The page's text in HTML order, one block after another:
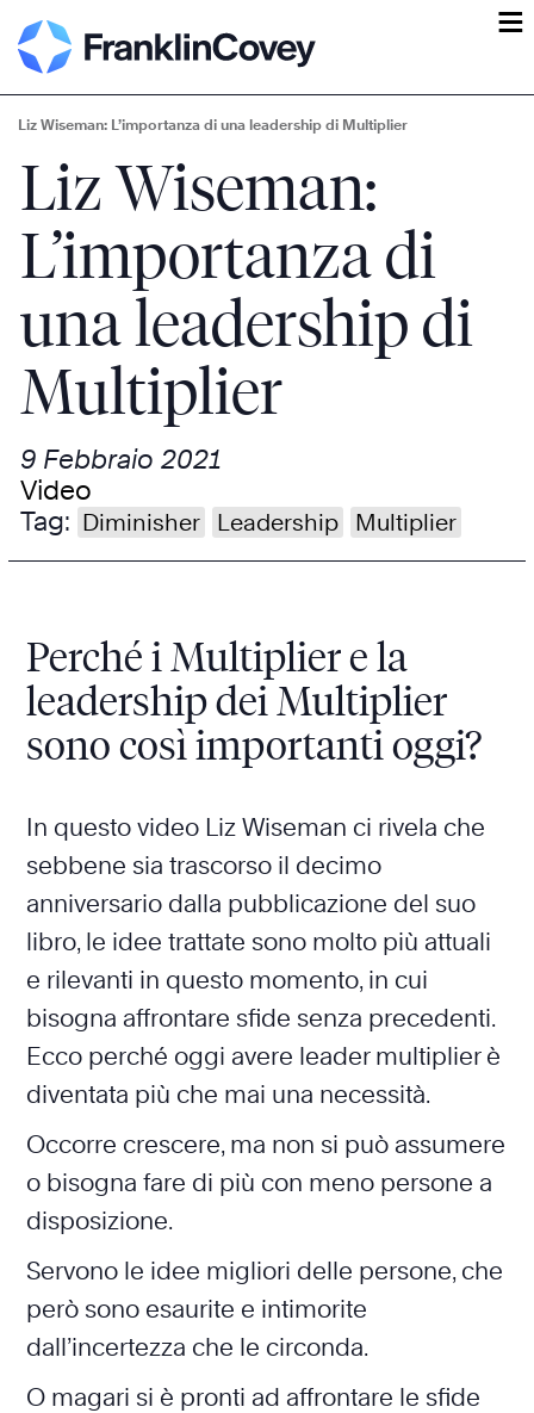
ĕ
Liz Wiseman: L’importanza di una leadership di Multiplier
Liz Wiseman:
L’importanza di
una leadership di
Multiplier
9 Febbraio 2021
Video
Tag: Diminisher Leadership Multiplier
Perché i Multiplier e la
leadership dei Multiplier
sono così importanti oggi?
In questo video Liz Wiseman ci rivela che
sebbene sia trascorso il decimo
anniversario dalla pubblicazione del suo
libro, le idee trattate sono molto più attuali
e rilevanti in questo momento, in cui
bisogna affrontare sfide senza precedenti.
Ecco perché oggi avere leader multiplier è
diventata più che mai una necessità.
Occorre crescere, ma non si può assumere
o bisogna fare di più con meno persone a
disposizione.
Servono le idee migliori delle persone, che
però sono esaurite e intimorite
dall’incertezza che le circonda.
O magari si è pronti ad affrontare le sfide